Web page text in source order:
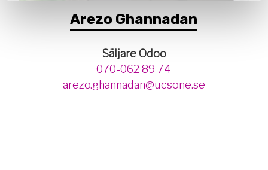
Arezo Ghannadan
Säljare Odoo
070-062 89 74
arezo.ghannadan@ucsone.se